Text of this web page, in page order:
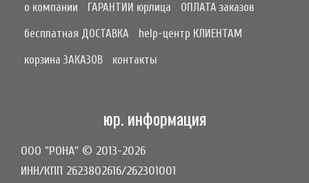
о компании
ГАРАНТИИ юрлица
ОПЛАТА заказов
бесплатная ДОСТАВКА
help-центр КЛИЕНТАМ
корзина ЗАКАЗОВ
контакты
юр. информация
ООО "РОНА" © 2013-2026
ИНН/КПП 2623802616/262301001